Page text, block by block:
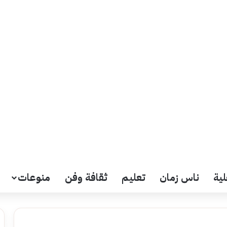
ناس زمان تعليم ثقافة وفن منوعات